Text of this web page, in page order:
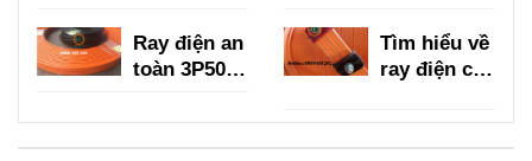
Ray điện an
toàn 3P50A,
3P100A,
3P150A
Tìm hiểu về
ray điện cầu
150A